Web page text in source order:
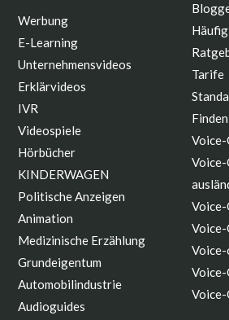
Werbung
E-Learning
Unternehmensvideos
Erklärvideos
IVR
Videospiele
Hörbücher
KINDERWAGEN
Politische Anzeigen
Animation
Medizinische Erzählung
Grundeigentum
Automobilindustrie
Audioguides
Tarife
Voice-